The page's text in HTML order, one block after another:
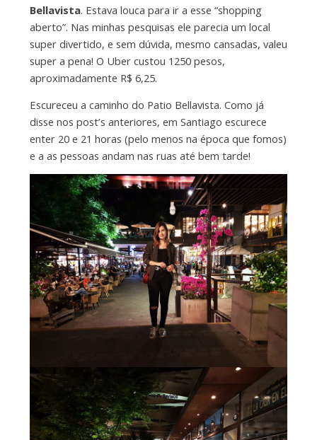
Bellavista. Estava louca para ir a esse “shopping
aberto”. Nas minhas pesquisas ele parecia um local
super divertido, e sem dúvida, mesmo cansadas, valeu
super a pena! O Uber custou 1250 pesos,
aproximadamente R$ 6,25.
Escureceu a caminho do Patio Bellavista. Como já
disse nos post’s anteriores, em Santiago escurece
enter 20 e 21 horas (pelo menos na época que fomos)
e a as pessoas andam nas ruas até bem tarde!